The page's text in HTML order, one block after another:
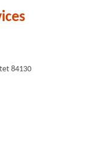
84130